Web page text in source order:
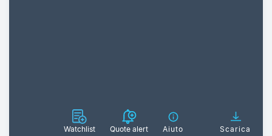
Watchlist Quote alert Aiuto Scarica